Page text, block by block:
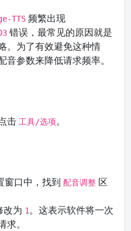
TTS 频繁出现
错误，最常见的原因就是
。为了有效避免这种情
参数来降低请求频率。
击 工具/选项。
窗口中，找到 配音调整 区
改为 1。这表示软件将一次
。